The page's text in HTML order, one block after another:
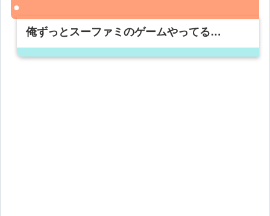
俺ずっとスーファミのゲームやってる…